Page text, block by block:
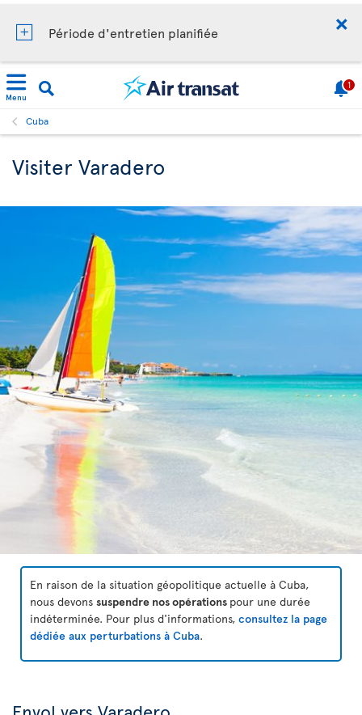
Période d'entretien planifiée
Menu
1
Cuba
Visiter Varadero
En raison de la situation géopolitique actuelle à Cuba,
nous devons suspendre nos opérations pour une durée
indéterminée. Pour plus d'informations, consultez la page
dédiée aux perturbations à Cuba.